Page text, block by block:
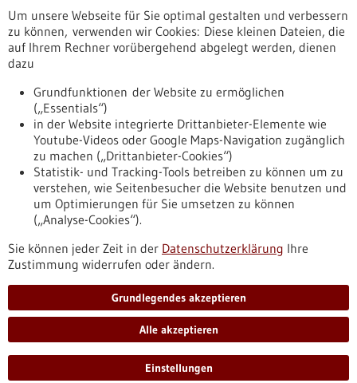
Erscheinungsdatum
Nach oben
Informiert bleiben
Newsletter abonnieren
Um unsere Webseite für Sie optimal gestalten und verbessern
zu können, verwenden wir Cookies: Diese kleinen Dateien, die
auf Ihrem Rechner vorübergehend abgelegt werden, dienen
dazu
Grundfunktionen der Website zu ermöglichen
(„Essentials“)
in der Website integrierte Drittanbieter-Elemente wie
Youtube-Videos oder Google Maps-Navigation zugänglich
zu machen („Drittanbieter-Cookies“)
Statistik- und Tracking-Tools betreiben zu können um zu
verstehen, wie Seitenbesucher die Website benutzen und
um Optimierungen für Sie umsetzen zu können
(„Analyse-Cookies“).
Sie können jeder Zeit in der Datenschutzerklärung Ihre
Zustimmung widerrufen oder ändern.
Grundlegendes akzeptieren
Alle akzeptieren
Einstellungen